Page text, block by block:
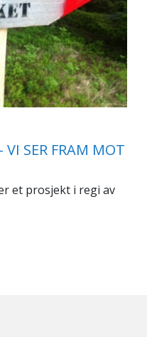
VI SER FRAM MOT
et prosjekt i regi av